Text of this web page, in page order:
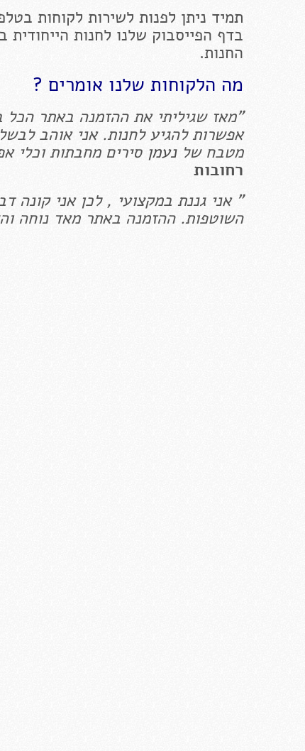
תמיד ניתן לפנות לשירות לקוחות
החנות.
מה הלקוחות שלנו אומרים ?
"מאז שגיליתי את ההזמנה באתר הכל
אפשרות להגיע לחנות. אני אוהב
מטבח שלנעמןסירים מחבתות וכלי
רחובות
" אני גננת במקצועי , לכן אני קונה
השוטפות. ההזמנה באתר מאד נוחה